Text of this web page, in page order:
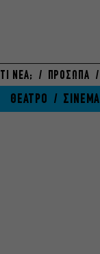
ΤΙ ΝΕΑ; ΠΡΟΣΩΠΑ
ΘΕΑΤΡΟ ΣΙΝΕΜΑ